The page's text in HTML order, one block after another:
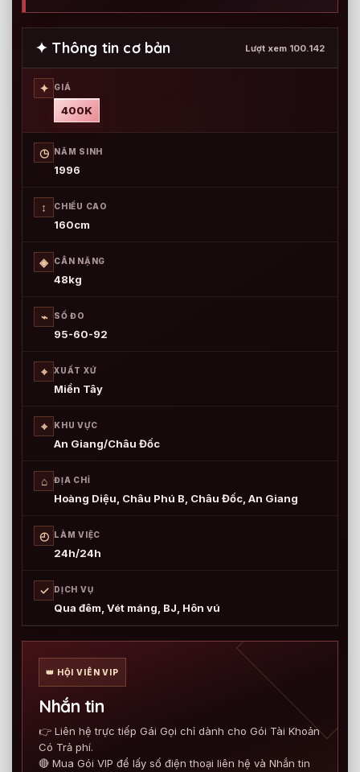
✦ Thông tin cơ bản Lượt xem 100.142
✦ GIÁ
400K
◷ NĂM SINH
1996
↕ CHIỀU CAO
160cm
◈ CÂN NẶNG
48kg
⌁ SỐ ĐO
95-60-92
⌖ XUẤT XỨ
Miền Tây
⌖ KHU VỰC
An Giang/Châu Đốc
⌂ ĐỊA CHỈ
Hoàng Diệu, Châu Phú B, Châu Đốc, An Giang
◴ LÀM VIỆC
24h/24h
✓ DỊCH VỤ
Qua đêm, Vét máng, BJ, Hôn vú
👑 HỘI VIÊN VIP
Nhắn tin
👉 Liên hệ trực tiếp Gái Gọi chỉ dành cho Gói Tài Khoản
Có Trả phí.
🔴 Mua Gói VIP để lấy số điện thoại liên hệ và Nhắn tin